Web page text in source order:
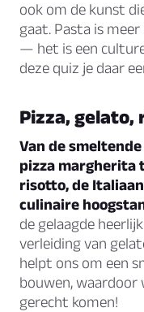
ook om de kunst
gaat. Pasta is
— het is een
deze quiz je daar
Pizza, gelato,
Van de
pizza margherita
risotto, de
culinaire
de gelaagde
verleiding van
helpt ons om een
bouwen,
gerecht komen!